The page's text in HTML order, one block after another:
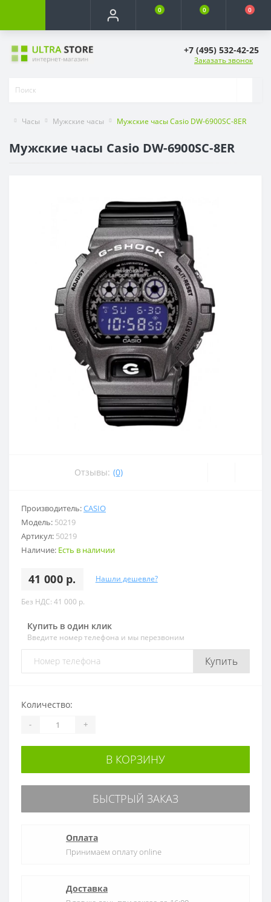
0 0 0
+7 (495) 532-42-25
Заказать звонок
Часы Мужские часы Мужские часы Casio DW-6900SC-8ER
Мужские часы Casio DW-6900SC-8ER
Отзывы: (0)
Производитель:CASIO
Модель: 50219
Артикул: 50219
Наличие: Есть в наличии
41 000 р. Нашли дешевле?
Без НДС: 41 000 р.
Купить в один клик
Введите номер телефона и мы перезвоним
Купить
Количество:
- +
В КОРЗИНУ
БЫСТРЫЙ ЗАКАЗ
Оплата
Принимаем оплату online
Доставка